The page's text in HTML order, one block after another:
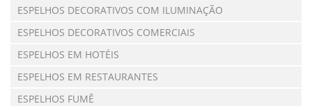
ESPELHOS DECORATIVOS COM ILUMINAÇÃO
ESPELHOS DECORATIVOS COMERCIAIS
ESPELHOS EM HOTÉIS
ESPELHOS EM RESTAURANTES
ESPELHOS FUMÊ